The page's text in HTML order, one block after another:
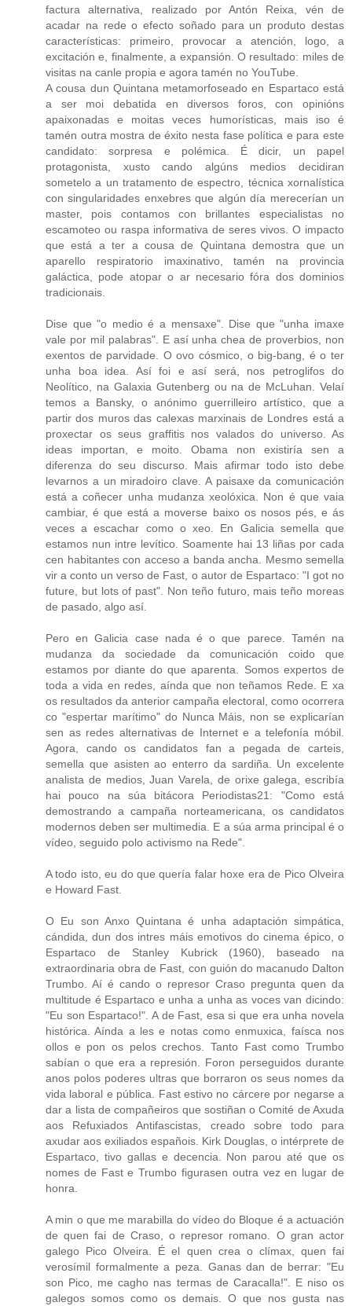
factura alternativa, realizado por Antón Reixa, vén de
acadar na rede o efecto soñado para un produto destas
características: primeiro, provocar a atención, logo, a
excitación e, finalmente, a expansión. O resultado: miles de
visitas na canle propia e agora tamén no YouTube.
A cousa dun Quintana metamorfoseado en Espartaco está
a ser moi debatida en diversos foros, con opinións
apaixonadas e moitas veces humorísticas, mais iso é
tamén outra mostra de éxito nesta fase política e para este
candidato: sorpresa e polémica. É dicir, un papel
protagonista, xusto cando algúns medios decidiran
sometelo a un tratamento de espectro, técnica xornalística
con singularidades enxebres que algún día merecerían un
master, pois contamos con brillantes especialistas no
escamoteo ou raspa informativa de seres vivos. O impacto
que está a ter a cousa de Quintana demostra que un
aparello respiratorio imaxinativo, tamén na provincia
galáctica, pode atopar o ar necesario fóra dos dominios
tradicionais.
Dise que "o medio é a mensaxe". Dise que "unha imaxe
vale por mil palabras". E así unha chea de proverbios, non
exentos de parvidade. O ovo cósmico, o big-bang, é o ter
unha boa idea. Así foi e así será, nos petroglifos do
Neolítico, na Galaxia Gutenberg ou na de McLuhan. Velaí
temos a Bansky, o anónimo guerrilleiro artístico, que a
partir dos muros das calexas marxinais de Londres está a
proxectar os seus graffitis nos valados do universo. As
ideas importan, e moito. Obama non existiría sen a
diferenza do seu discurso. Mais afirmar todo isto debe
levarnos a un miradoiro clave. A paisaxe da comunicación
está a coñecer unha mudanza xeolóxica. Non é que vaia
cambiar, é que está a moverse baixo os nosos pés, e ás
veces a escachar como o xeo. En Galicia semella que
estamos nun intre levítico. Soamente hai 13 liñas por cada
cen habitantes con acceso a banda ancha. Mesmo semella
vir a conto un verso de Fast, o autor de Espartaco: "I got no
future, but lots of past". Non teño futuro, mais teño moreas
de pasado, algo así.
Pero en Galicia case nada é o que parece. Tamén na
mudanza da sociedade da comunicación coido que
estamos por diante do que aparenta. Somos expertos de
toda a vida en redes, aínda que non teñamos Rede. E xa
os resultados da anterior campaña electoral, como ocorrera
co "espertar marítimo" do Nunca Máis, non se explicarían
sen as redes alternativas de Internet e a telefonía móbil.
Agora, cando os candidatos fan a pegada de carteis,
semella que asisten ao enterro da sardiña. Un excelente
analista de medios, Juan Varela, de orixe galega, escribía
hai pouco na súa bitácora Periodistas21: "Como está
demostrando a campaña norteamericana, os candidatos
modernos deben ser multimedia. E a súa arma principal é o
vídeo, seguido polo activismo na Rede".
A todo isto, eu do que quería falar hoxe era de Pico Olveira
e Howard Fast.
O Eu son Anxo Quintana é unha adaptación simpática,
cándida, dun dos intres máis emotivos do cinema épico, o
Espartaco de Stanley Kubrick (1960), baseado na
extraordinaria obra de Fast, con guión do macanudo Dalton
Trumbo. Aí é cando o represor Craso pregunta quen da
multitude é Espartaco e unha a unha as voces van dicindo:
"Eu son Espartaco!". A de Fast, esa si que era unha novela
histórica. Aínda a les e notas como enmuxica, faísca nos
ollos e pon os pelos crechos. Tanto Fast como Trumbo
sabían o que era a represión. Foron perseguidos durante
anos polos poderes ultras que borraron os seus nomes da
vida laboral e pública. Fast estivo no cárcere por negarse a
dar a lista de compañeiros que sostiñan o Comité de Axuda
aos Refuxiados Antifascistas, creado sobre todo para
axudar aos exiliados españois. Kirk Douglas, o intérprete de
Espartaco, tivo gallas e decencia. Non parou até que os
nomes de Fast e Trumbo figurasen outra vez en lugar de
honra.
A min o que me marabilla do vídeo do Bloque é a actuación
de quen fai de Craso, o represor romano. O gran actor
galego Pico Olveira. É el quen crea o clímax, quen fai
verosímil formalmente a peza. Ganas dan de berrar: "Eu
son Pico, me cagho nas termas de Caracalla!". E niso os
galegos somos como os demais. O que nos gusta nas